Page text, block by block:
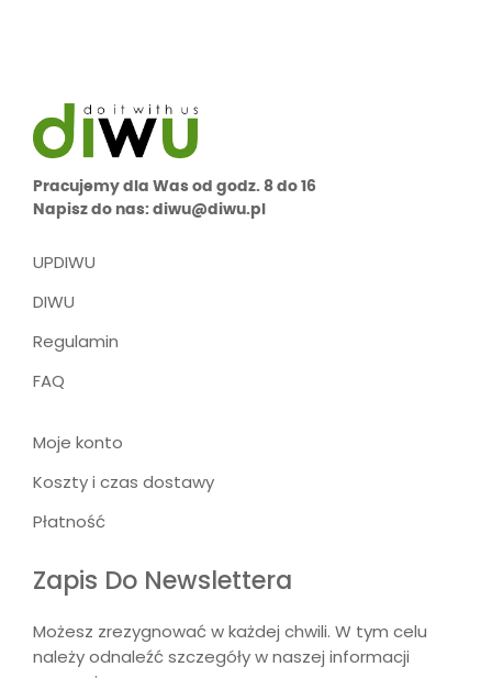
Pracujemy dla Was od godz. 8 do 16
Napisz do nas: diwu@diwu.pl
UPDIWU
DIWU
Regulamin
FAQ
Moje konto
Koszty i czas dostawy
Płatność
Zapis Do Newslettera
Możesz zrezygnować w każdej chwili. W tym celu
należy odnaleźć szczegóły w naszej informacji